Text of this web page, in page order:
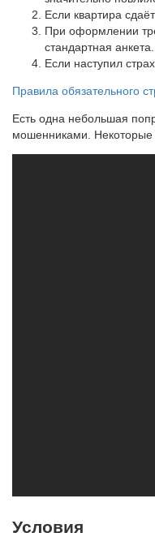
Если квартира
При оформлении
стандартная анкета.
Если наступил
Правила обязательного
Есть одна небольшая
мошенниками. Некоторые
Условия